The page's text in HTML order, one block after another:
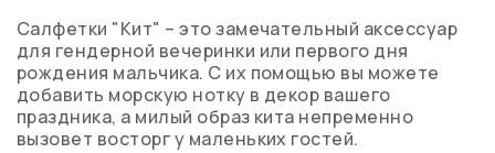
Салфетки "Кит" – это замечательный аксессуар
для гендерной вечеринки или первого дня
рождения мальчика. С их помощью вы можете
добавить морскую нотку в декор вашего
праздника, а милый образ кита непременно
вызовет восторг у маленьких гостей.